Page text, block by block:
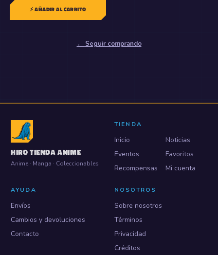
⚡ AÑADIR AL CARRITO
← Seguir comprando
HIRO TIENDA ANIME
Anime · Manga · Coleccionables
TIENDA
Inicio
Noticias
Eventos
Favoritos
Recompensas
Mi cuenta
AYUDA
Envíos
Cambios y devoluciones
Contacto
NOSOTROS
Sobre nosotros
Términos
Privacidad
Créditos